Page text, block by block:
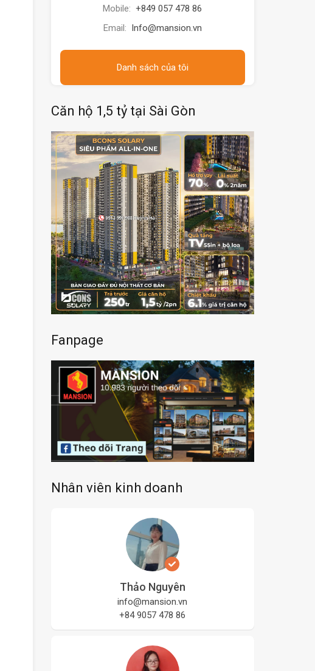
Mobile: +849 057 478 86
Email: Info@mansion.vn
Danh sách của tôi
Căn hộ 1,5 tỷ tại Sài Gòn
Fanpage
Nhân viên kinh doanh
Thảo Nguyên
info@mansion.vn
+84 9057 478 86